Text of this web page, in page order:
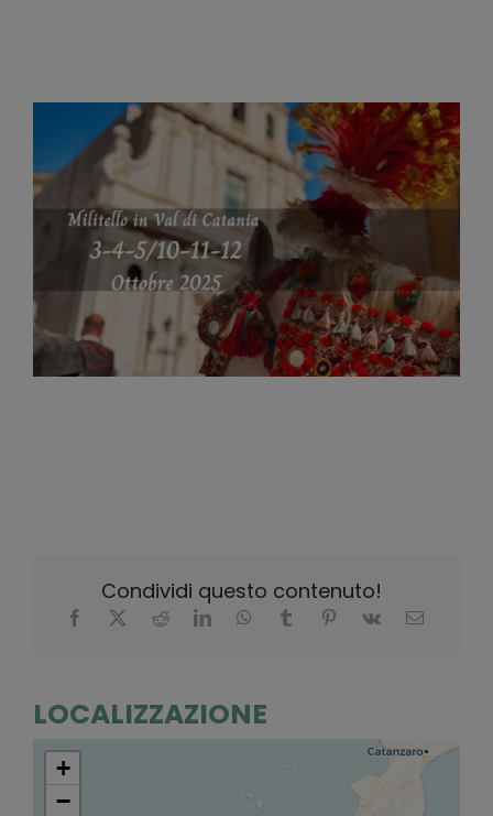
Condividi questo contenuto!
LOCALIZZAZIONE
+
−